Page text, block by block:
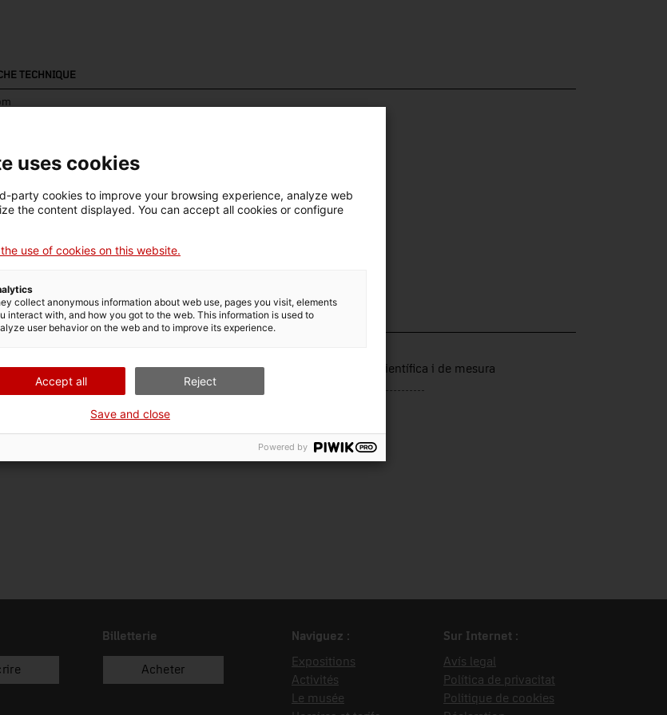
TECHNIQUE
d'inventaire
95 cm
DU MUSÉE
i tècnica Instrumentació científica i de mesura
Billetterie
Acheter
Naviguez :
Expositions
Activités
Le musée
Sur Internet :
Avís legal
Política de privacitat
Politique de cookies
uses cookies
party cookies to improve your browsing experience, analyze web
the content displayed. You can accept all cookies or configure
use of cookies on this website.
collect anonymous information about web use, pages you visit, elements
interact with, and how you got to the web. This information is used to
user behavior on the web and to improve its experience.
Accept all Reject
Save and close
Powered by